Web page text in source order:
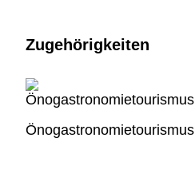
Zugehörigkeiten
Önogastronomietourismus